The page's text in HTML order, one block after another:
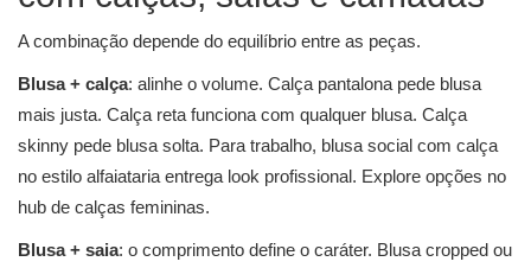
A combinação depende do equilíbrio entre as peças.
Blusa + calça: alinhe o volume. Calça pantalona pede blusa
mais justa. Calça reta funciona com qualquer blusa. Calça
skinny pede blusa solta. Para trabalho, blusa social com calça
no estilo alfaiataria entrega look profissional. Explore opções no
hub de calças femininas.
Blusa + saia: o comprimento define o caráter. Blusa cropped ou